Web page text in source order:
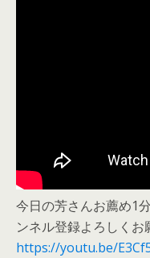
今日の芳さんお薦め1
ンネル登録よろしくお
https://youtu.be/